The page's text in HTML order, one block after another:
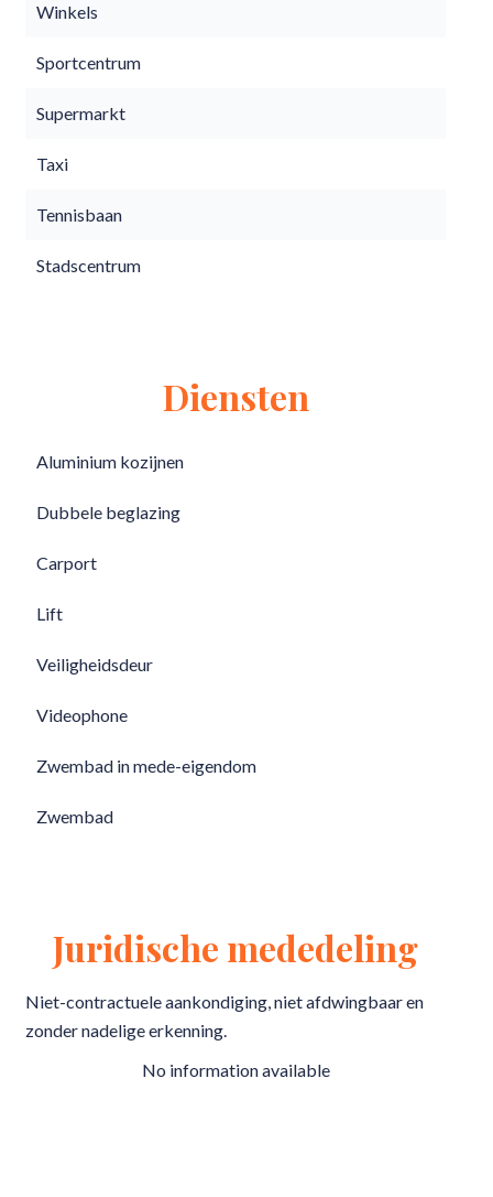
Winkels
Sportcentrum
Supermarkt
Taxi
Tennisbaan
Stadscentrum
Diensten
Aluminium kozijnen
Dubbele beglazing
Carport
Lift
Veiligheidsdeur
Videophone
Zwembad in mede-eigendom
Zwembad
Juridische mededeling
Niet-contractuele aankondiging, niet afdwingbaar en
zonder nadelige erkenning.
No information available